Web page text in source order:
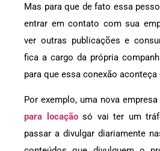
Mas para que de fato essa
entrar em contato com sua
ver outras publicações e
fica a cargo da própria
para que essa conexão aconteça
Por exemplo, uma nova empresa
para locaçãosó vai ter um
passar a divulgar diariamente